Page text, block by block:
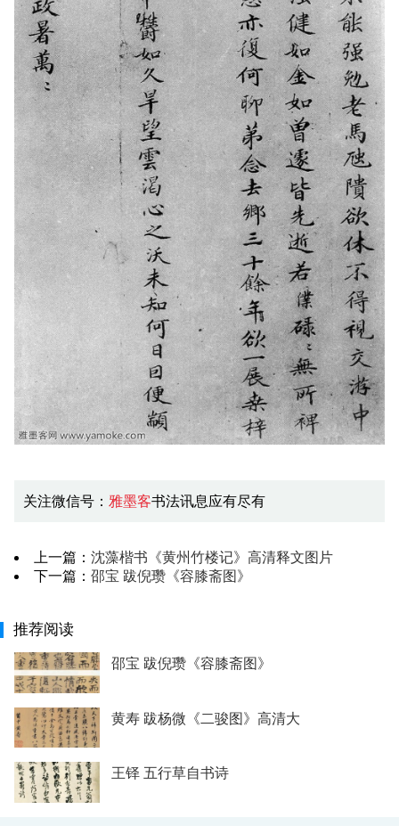
关注微信号： 雅墨客书法讯息应有尽有
上一篇： 沈藻楷书《黄州竹楼记》高清释文图片
下一篇： 邵宝 跋倪瓒《容膝斋图》
推荐阅读
邵宝 跋倪瓒《容膝斋图》
黄寿 跋杨微《二骏图》高清大
王铎 五行草自书诗